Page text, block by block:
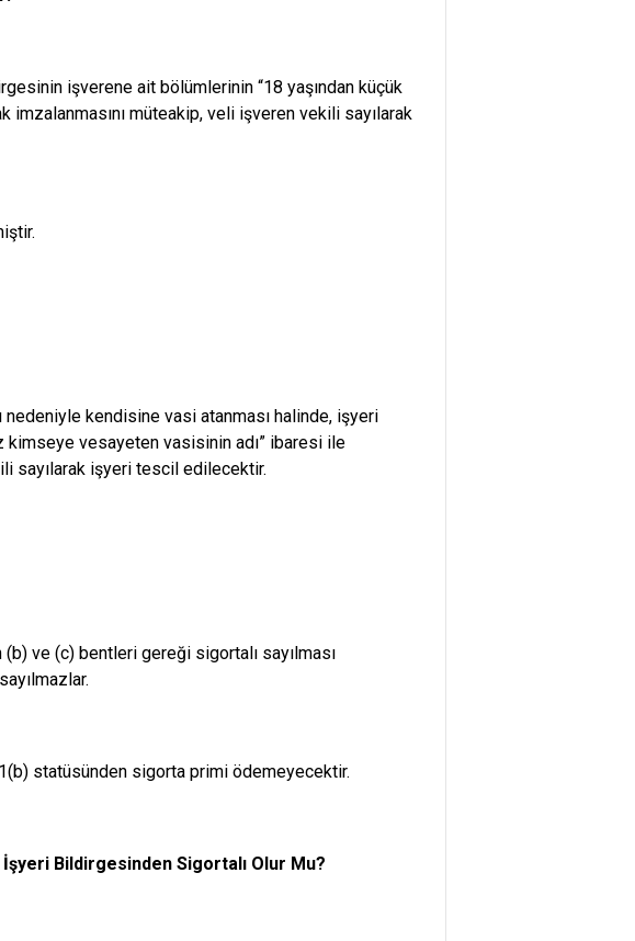
işverene ait bölümlerinin “18 yaşından küçük
müteakip, veli işveren vekili sayılarak
nedeniyle kendisine vasi atanması halinde, işyeri
kimseye vesayeten vasisinin adı” ibaresi ile
sayılarak işyeri tescil edilecektir.
(b) ve (c) bentleri gereği sigortalı sayılması
statüsünden sigorta primi ödemeyecektir.
İşyeri Bildirgesinden Sigortalı Olur Mu?